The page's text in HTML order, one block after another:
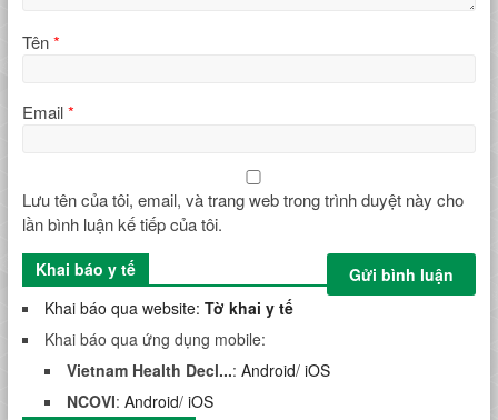
Tên*
Email*
Lưu tên của tôi, email, và trang web trong trình duyệt này cho
lần bình luận kế tiếp của tôi.
Khai báo y tế
Khai báo qua website: Tờ khai y tế
Khai báo qua ứng dụng mobile:
Vietnam Health Decl...: Android/ iOS
NCOVI: Android/ iOS